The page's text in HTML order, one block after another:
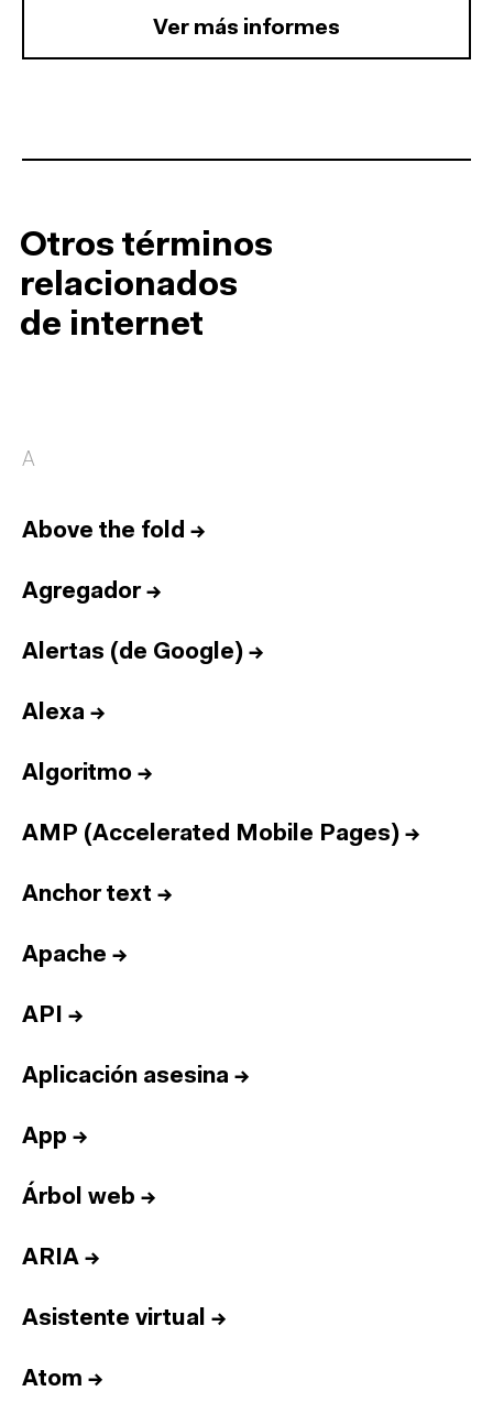
Ver más informes
Otros términos
relacionados
de internet
A
Above the fold →
Agregador→
Alertas (de Google) →
Alexa →
Algoritmo →
AMP (Accelerated Mobile Pages) →
Anchor text →
Apache →
API →
Aplicación asesina →
App →
Árbol web →
ARIA →
Asistente virtual →
Atom →